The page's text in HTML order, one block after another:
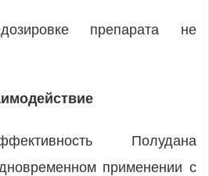
препарата не
Полудана
применении с